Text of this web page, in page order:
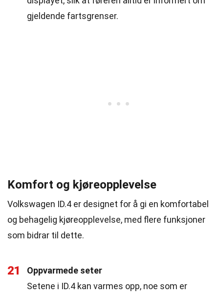
gjeldende fartsgrenser.
Komfort og kjøreopplevelse
Volkswagen ID.4 er designet for å gi en komfortabel
og behagelig kjøreopplevelse, med flere funksjoner
som bidrar til dette.
21
Oppvarmede seter
Setene i ID.4 kan varmes opp, noe som er